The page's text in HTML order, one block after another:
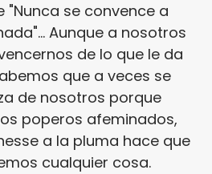
"Nunca se convence a
Aunque a nosotros
de lo que le da
que a veces se
de nosotros porque
poperos afeminados,
a la pluma hace que
cualquier cosa.